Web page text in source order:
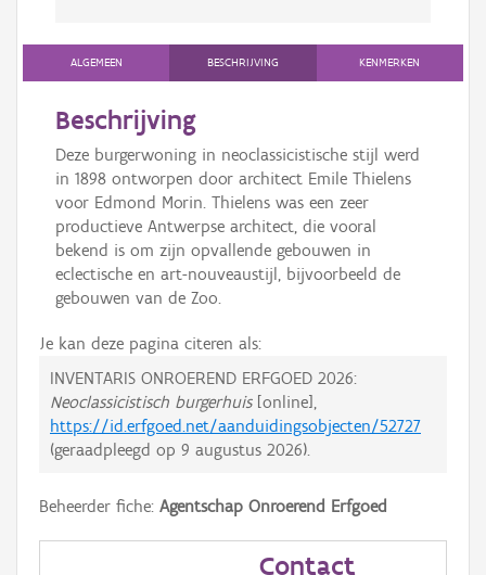
ALGEMEEN BESCHRIJVING KENMERKEN
Beschrijving
Deze burgerwoning in neoclassicistische stijl werd
in 1898 ontworpen door architect Emile Thielens
voor Edmond Morin. Thielens was een zeer
productieve Antwerpse architect, die vooral
bekend is om zijn opvallende gebouwen in
eclectische en art-nouveaustijl, bijvoorbeeld de
gebouwen van de Zoo.
Je kan deze pagina citeren als:
INVENTARIS ONROEREND ERFGOED 2026:
Neoclassicistisch burgerhuis[online],
https://id.erfgoed.net/aanduidingsobjecten/52727
(geraadpleegd op 9 augustus 2026).
Beheerder fiche: Agentschap Onroerend Erfgoed
Contact